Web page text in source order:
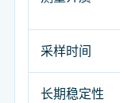
采样时间
长期稳定性